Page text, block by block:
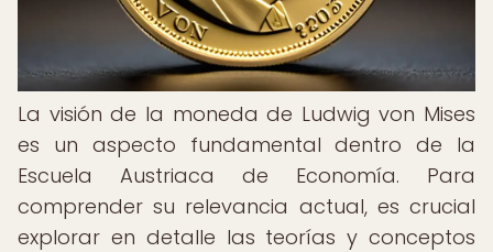
La visión de la moneda de Ludwig von Mises
es un aspecto fundamental dentro de la
Escuela Austriaca de Economía. Para
comprender su relevancia actual, es crucial
explorar en detalle las teorías y conceptos